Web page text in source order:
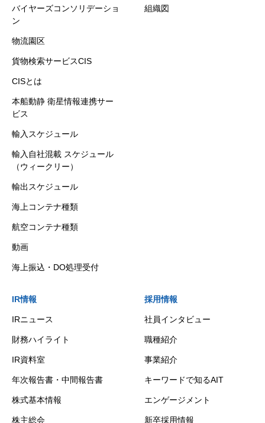
バイヤーズコンソリデーショ
ン
物流園区
貨物検索サービスCIS
CISとは
本船動静 衛星情報連携サー
ビス
輸入スケジュール
輸入自社混載 スケジュール
（ウィークリー）
輸出スケジュール
海上コンテナ種類
航空コンテナ種類
動画
海上振込・DO処理受付
組織図
IR情報
IRニュース
財務ハイライト
IR資料室
年次報告書・中間報告書
株式基本情報
株主総会
採用情報
社員インタビュー
職種紹介
事業紹介
キーワードで知るAIT
エンゲージメント
新卒採用情報